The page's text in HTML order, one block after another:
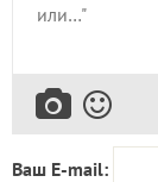
Ваш E-mail: